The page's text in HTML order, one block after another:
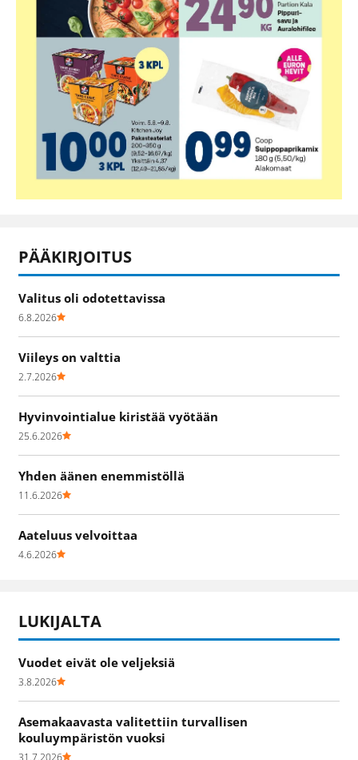
PÄÄKIRJOITUS
Valitus oli odotettavissa
6.8.2026
Viileys on valttia
2.7.2026
Hyvinvointialue kiristää vyötään
25.6.2026
Yhden äänen enemmistöllä
11.6.2026
Aateluus velvoittaa
4.6.2026
LUKIJALTA
Vuodet eivät ole veljeksiä
3.8.2026
Asemakaavasta valitettiin turvallisen
kouluympäristön vuoksi
31.7.2026